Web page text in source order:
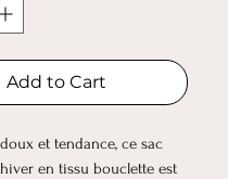
Add to Cart
et tendance, ce sac
en tissu bouclette est